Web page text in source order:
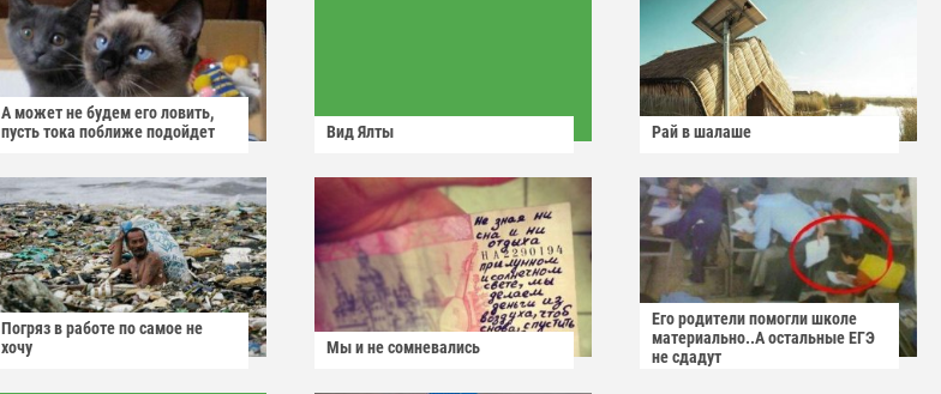
А может не будем его ловить,
пусть тока поближе подойдет
Вид Ялты Рай в шалаше
Погряз в работе по самое не
хочу
Мы и не сомневались
Его родители помогли школе
материально..А остальные ЕГЭ
не сдадут